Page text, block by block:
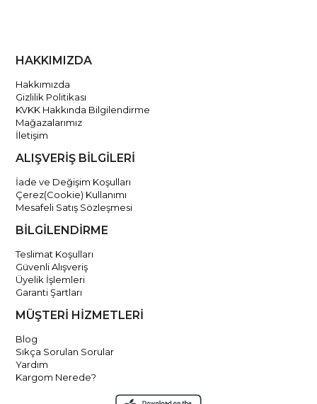
HAKKIMIZDA
Hakkımızda
Gizlilik Politikası
KVKK Hakkında Bilgilendirme
Mağazalarımız
İletişim
ALIŞVERİŞ BİLGİLERİ
İade ve Değişim Koşulları
Çerez(Cookie) Kullanımı
Mesafeli Satış Sözleşmesi
BİLGİLENDİRME
Teslimat Koşulları
Güvenli Alışveriş
Üyelik İşlemleri
Garanti Şartları
MÜŞTERİ HİZMETLERİ
Blog
Sıkça Sorulan Sorular
Yardım
Kargom Nerede?